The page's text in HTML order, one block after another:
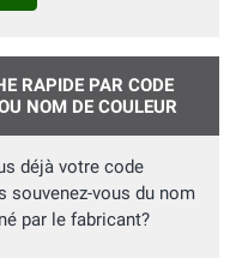
RAPIDE PAR CODE
NOM DE COULEUR
déjà votre code
souvenez-vous du nom
par le fabricant?